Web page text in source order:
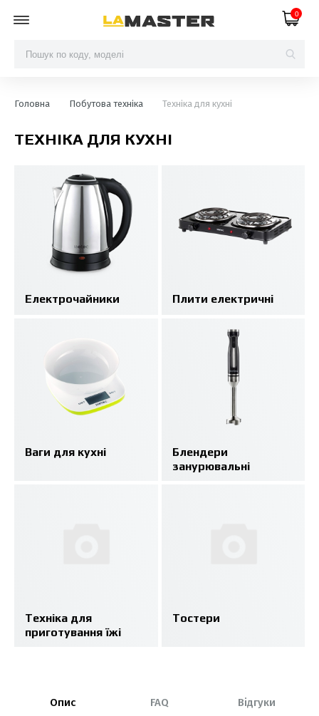
0
Головна Побутова техніка Техніка для кухні
ТЕХНІКА ДЛЯ КУХНІ
Електрочайники Плити електричні
Ваги для кухні
Блендери
занурювальні
Техніка для
приготування їжі
Тостери
Опис FAQ Відгуки